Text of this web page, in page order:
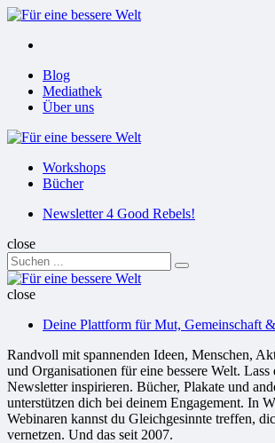
Menu
Menu
Blog
Mediathek
Über uns
Für
Workshops
Bücher
SuchenNewsletter 4 Good Rebels!
close
Search
for:
Suchen
Für
Welt
close
Deine Plattform für Mut, Gemeinschaft
Randvoll mit spannenden Ideen, Menschen,
und Organisationen für eine bessere Welt.
Newsletter inspirieren. Bücher, Plakate und
unterstützen dich bei deinem Engagement. In
Webinaren kannst du Gleichgesinnte treffen,
vernetzen. Und das seit 2007.